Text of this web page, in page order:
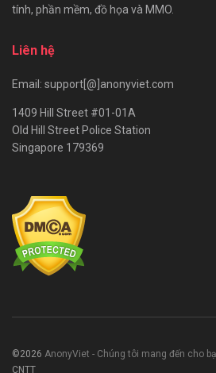
tính, phần mềm, đồ họa và MMO.
Liên hệ
Email: support[@]anonyviet.com
1409 Hill Street #01-01A
Old Hill Street Police Station
Singapore 179369
©2026 AnonyViet - Chúng tôi mang đến cho
CNTT